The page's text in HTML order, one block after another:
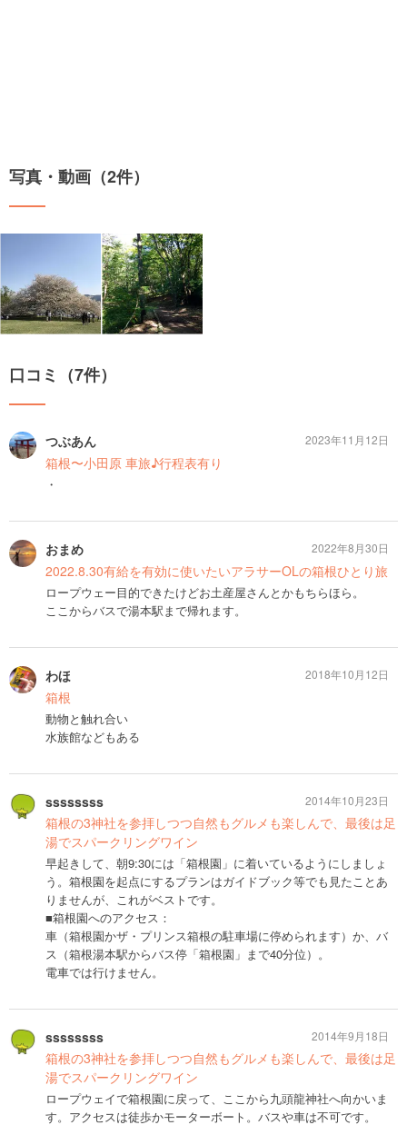
写真・動画（2件）
口コミ（7件）
つぶあん
箱根〜小田原 車旅♪行程表有り
・
2023年11月12日
おまめ
2022.8.30有給を有効に使いたいアラサーOLの箱根ひとり旅
ロープウェー目的できたけどお土産屋さんとかもちらほら。
ここからバスで湯本駅まで帰れます。
2022年8月30日
わほ
箱根
動物と触れ合い
水族館などもある
2018年10月12日
ssssssss
箱根の3神社を参拝しつつ自然もグルメも楽しんで、最後は足
湯でスパークリングワイン
早起きして、朝9:30には「箱根園」に着いているようにしましょ
う。箱根園を起点にするプランはガイドブック等でも見たことあ
りませんが、これがベストです。
■箱根園へのアクセス：
車（箱根園かザ・プリンス箱根の駐車場に停められます）か、バ
ス（箱根湯本駅からバス停「箱根園」まで40分位）。
電車では行けません。
2014年10月23日
ssssssss
箱根の3神社を参拝しつつ自然もグルメも楽しんで、最後は足
湯でスパークリングワイン
ロープウェイで箱根園に戻って、ここから九頭龍神社へ向かいま
す。アクセスは徒歩かモーターボート。バスや車は不可です。
2014年9月18日